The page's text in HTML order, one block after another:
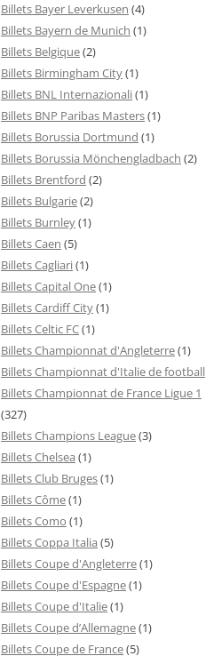
Billets Bayer Leverkusen (4)
Billets Bayern de Munich (1)
Billets Belgique(2)
Billets Birmingham City(1)
Billets BNL Internazionali(1)
Billets BNP Paribas Masters(1)
Billets Borussia Dortmund (1)
Billets Borussia Mönchengladbach (2)
Billets Brentford (2)
Billets Bulgarie(2)
Billets Burnley(1)
Billets Caen (5)
Billets Cagliari(1)
Billets Capital One(1)
Billets Cardiff City(1)
Billets Celtic FC(1)
Billets Championnat d'Angleterre(1)
Billets Championnat d'Italie de football
Billets Championnat de France Ligue 1
(327)
Billets Champions League(3)
Billets Chelsea (1)
Billets Club Bruges(1)
Billets Côme(1)
Billets Como (1)
Billets Coppa Italia (5)
Billets Coupe d'Angleterre(1)
Billets Coupe d'Espagne(1)
Billets Coupe d'Italie(1)
Billets Coupe d’Allemagne(1)
Billets Coupe de France(5)